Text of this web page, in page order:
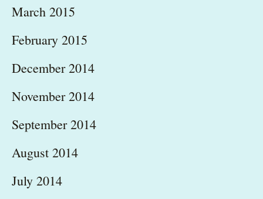
March 2015
February 2015
December 2014
November 2014
September 2014
August 2014
July 2014